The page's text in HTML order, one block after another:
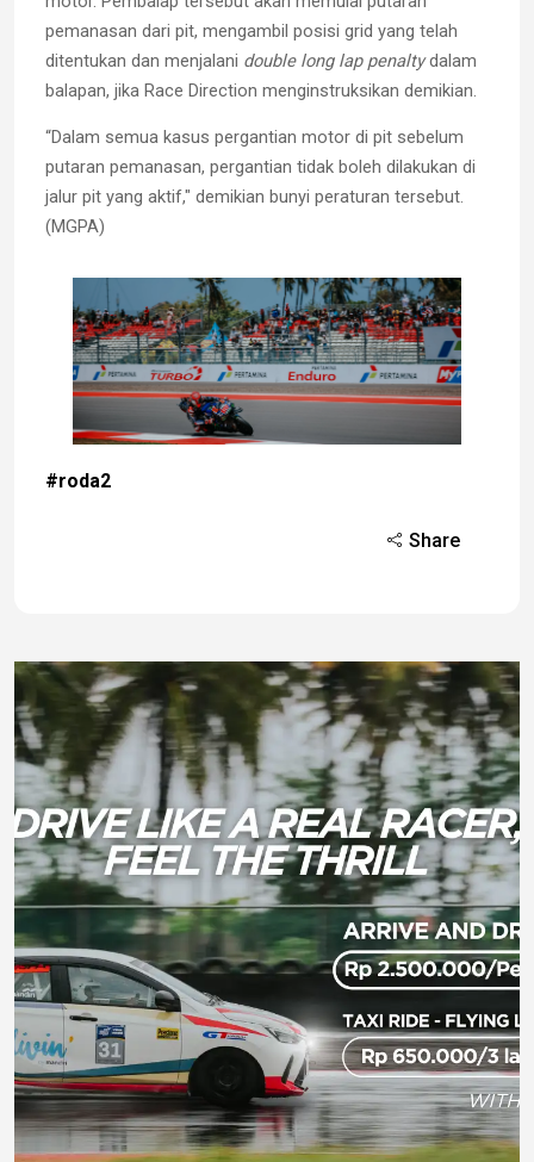
pemanasan dari pit, mengambil posisi grid yang telah
ditentukan dan menjalani double long lap penaltydalam
balapan, jika Race Direction menginstruksikan demikian.
“Dalam semua kasus pergantian motor di pit sebelum
putaran pemanasan, pergantian tidak boleh dilakukan di
jalur pit yang aktif," demikian bunyi peraturan tersebut.
(MGPA)
#roda2
Share